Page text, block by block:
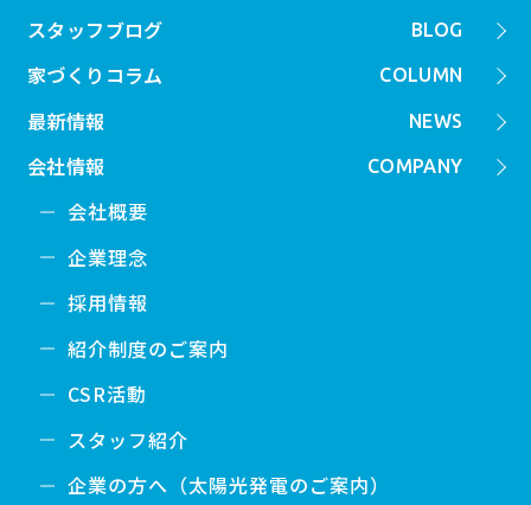
BLOG
スタッフブログ
COLUMN
家づくりコラム
NEWS
最新情報
COMPANY
会社情報
会社概要
企業理念
採用情報
紹介制度のご案内
CSR活動
スタッフ紹介
企業の方へ（太陽光発電のご案内）